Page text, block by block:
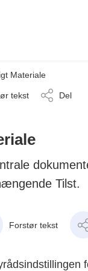
Materiale
tekst Del
Tilst.
Forstør tekst